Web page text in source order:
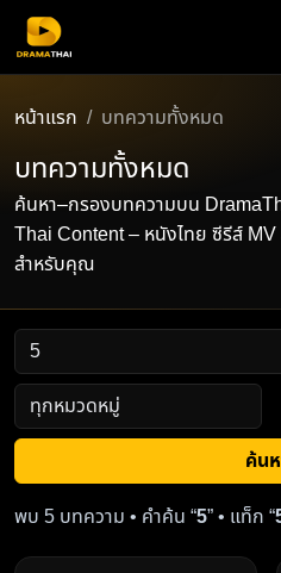
หน้าแรก บทความทั้งหมด
บทความทั้งหมด
ค้นหา–กรองบทความบน
Thai Content – หนังไทย ซีรีส์ MV
สำหรับคุณ
ค้น
พบ 5 บทความ • คำค้น “5” • แท็ก “